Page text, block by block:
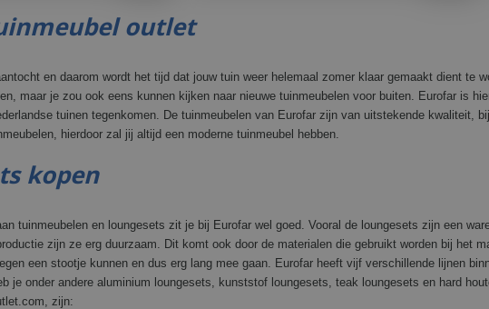
outlet
en daarom wordt het tijd dat jouw tuin weer helemaal zomer klaar gemaakt dient te
maar je zou ook eens kunnen kijken naar nieuwe tuinmeubelen voor buiten. Eurofar is
tuinen tegenkomen. De tuinmeubelen van Eurofar zijn van uitstekende kwaliteit,
hierdoor zal jij altijd een moderne tuinmeubel hebben.
kopen
tuinmeubelen en loungesets zit je bij Eurofar wel goed. Vooral de loungesets zijn een
zijn ze erg duurzaam. Dit komt ook door de materialen die gebruikt worden bij het
een stootje kunnen en dus erg lang mee gaan. Eurofar heeft vijf verschillende lijnen
je onder andere aluminium loungesets, kunststof loungesets, teak loungesets en hard
zijn: